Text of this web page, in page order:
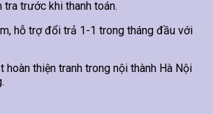
tra trước khi thanh toán.
hỗ trợ đổi trả 1-1 trong tháng đầu với
hoàn thiện tranh trong nội thành Hà Nội